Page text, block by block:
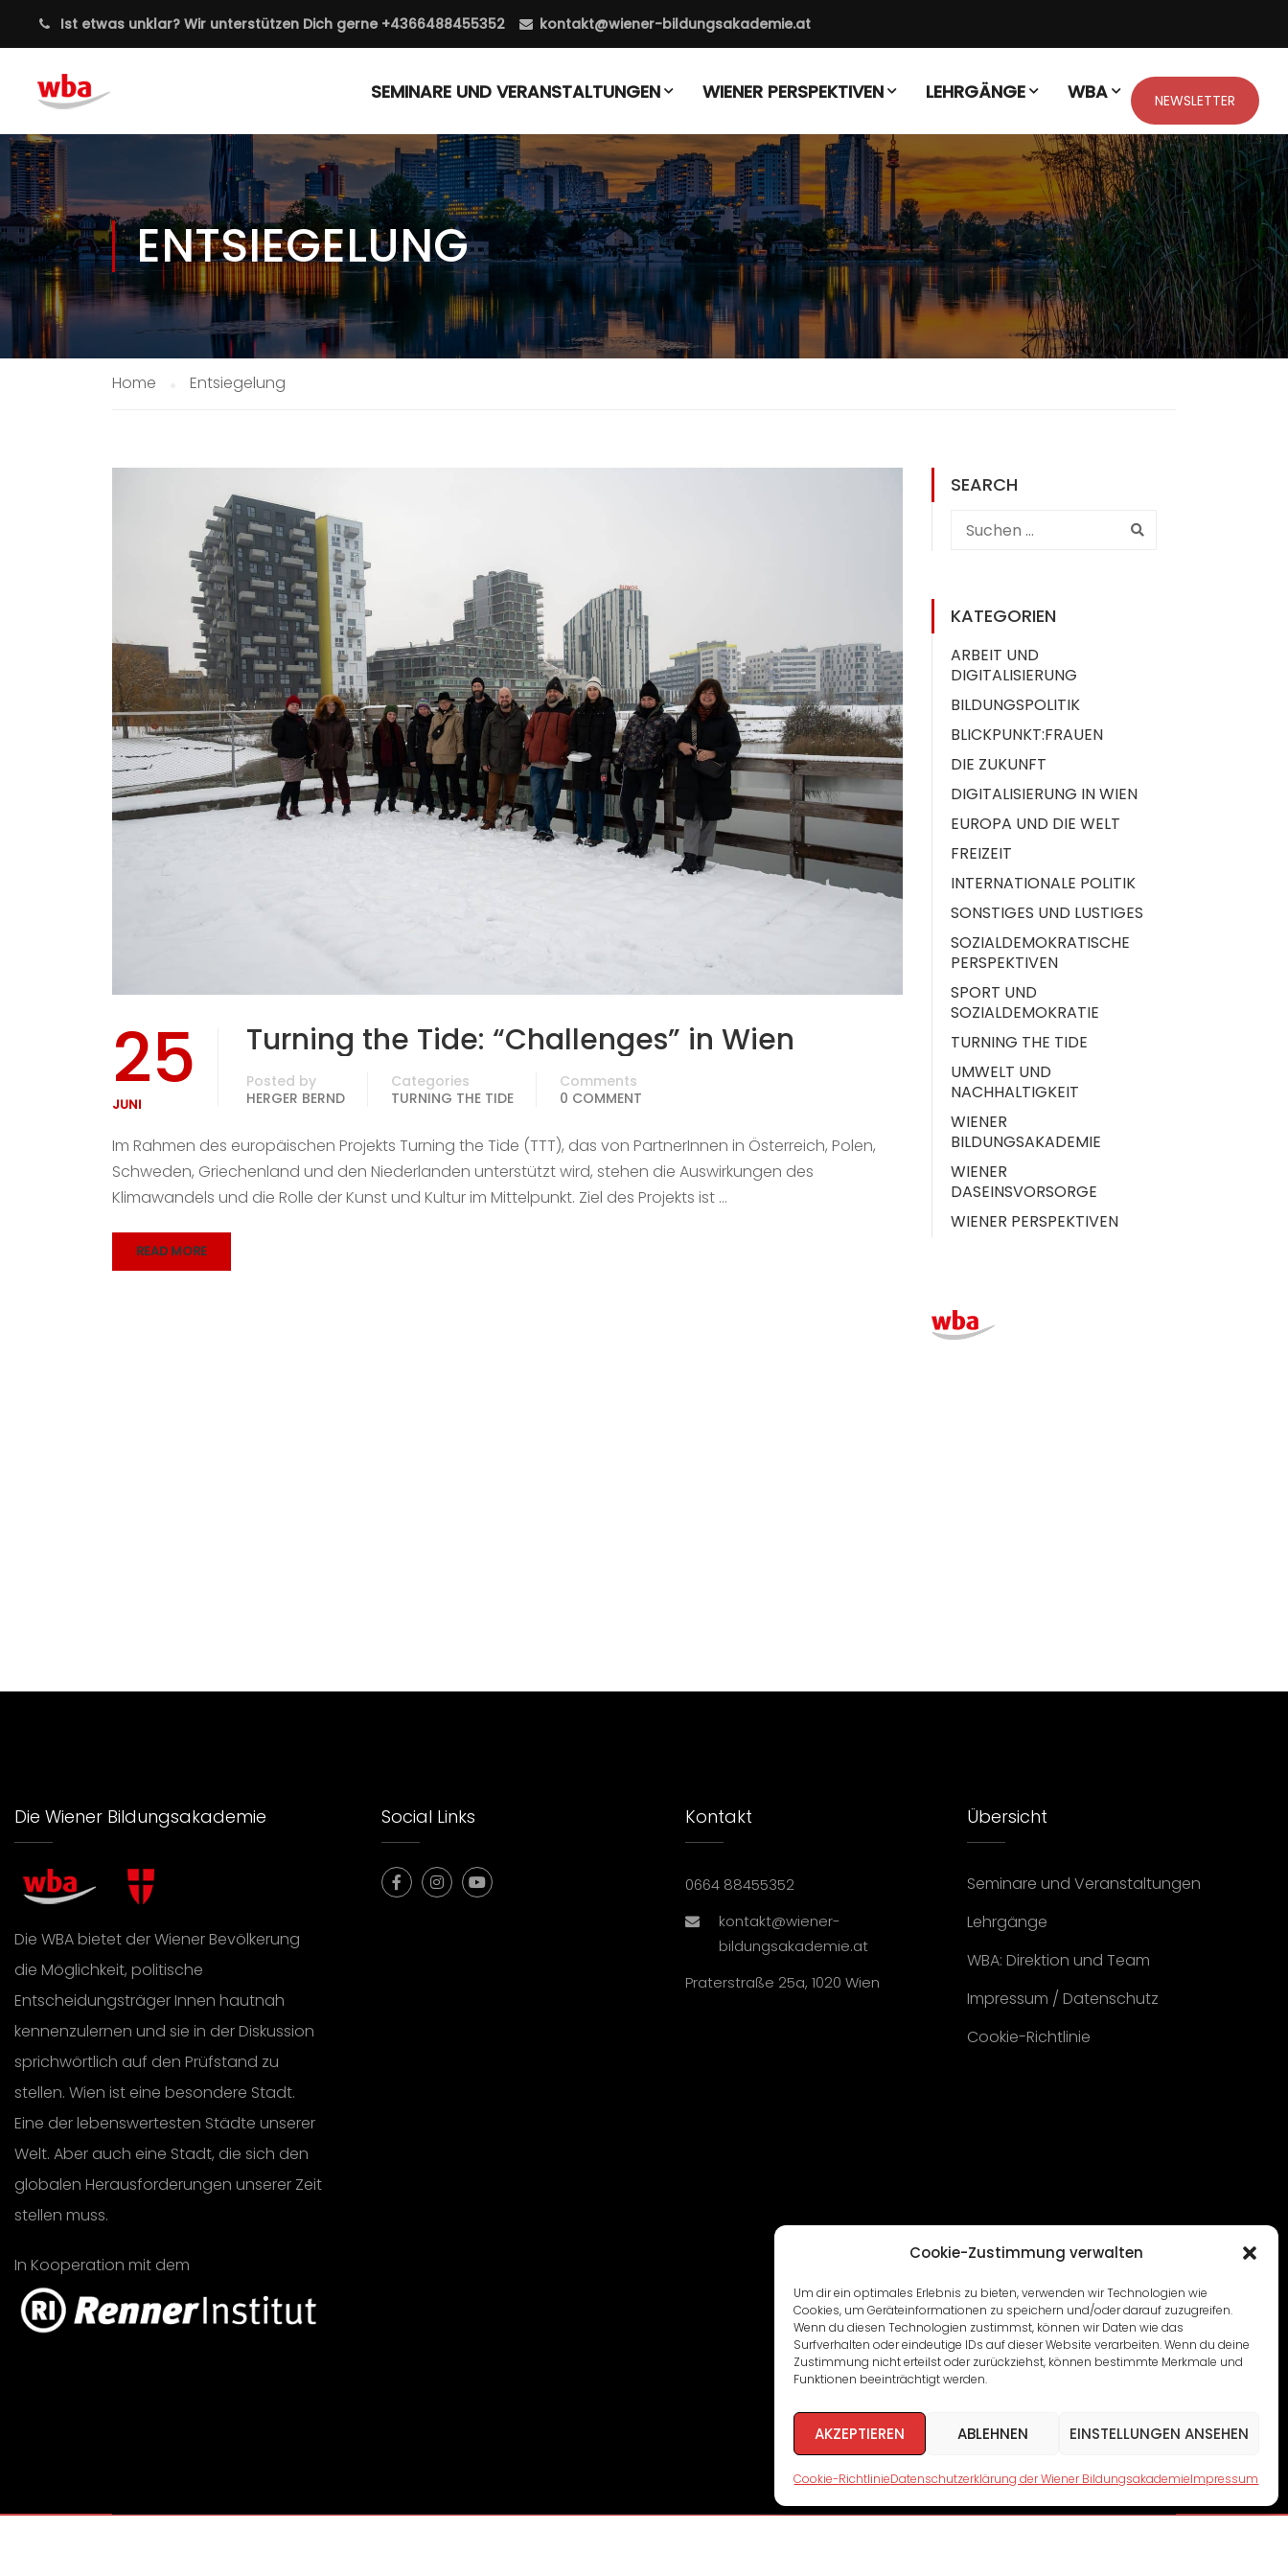
Cookie-Zustimmung verwalten
Um dir ein optimales Erlebnis zu bieten, verwenden wir Technologien wie
Cookies, um Geräteinformationen zu speichern und/oder darauf zuzugreifen.
Wenn du diesen Technologien zustimmst, können wir Daten wie das
Surfverhalten oder eindeutige IDs auf dieser Website verarbeiten. Wenn du deine
Zustimmung nicht erteilst oder zurückziehst, können bestimmte Merkmale und
Funktionen beeinträchtigt werden.
AKZEPTIEREN ABLEHNEN EINSTELLUNGEN ANSEHEN
Cookie-RichtlinieDatenschutzerklärung der Wiener BildungsakademieImpressum
Ist etwas unklar? Wir unterstützen Dich gerne+4366488455352 kontakt@wiener-bildungsakademie.at
SEMINARE UND VERANSTALTUNGEN WIENER PERSPEKTIVEN LEHRGÄNGE WBA NEWSLETTER
ENTSIEGELUNG
Home Entsiegelung
25
JUNI
Turning the Tide: “Challenges” in Wien
Posted by
HERGER BERND
Categories
TURNING THE TIDE
Comments
0 COMMENT
Im Rahmen des europäischen Projekts Turning the Tide (TTT), das von PartnerInnen in Österreich, Polen,
Schweden, Griechenland und den Niederlanden unterstützt wird, stehen die Auswirkungen des
Klimawandels und die Rolle der Kunst und Kultur im Mittelpunkt. Ziel des Projekts ist …
READ MORE
SEARCH
KATEGORIEN
ARBEIT UND
DIGITALISIERUNG
BILDUNGSPOLITIK
BLICKPUNKT:FRAUEN
DIE ZUKUNFT
DIGITALISIERUNG IN WIEN
EUROPA UND DIE WELT
FREIZEIT
INTERNATIONALE POLITIK
SONSTIGES UND LUSTIGES
SOZIALDEMOKRATISCHE
PERSPEKTIVEN
SPORT UND
SOZIALDEMOKRATIE
TURNING THE TIDE
UMWELT UND
NACHHALTIGKEIT
WIENER
BILDUNGSAKADEMIE
WIENER
DASEINSVORSORGE
WIENER PERSPEKTIVEN
Die Wiener Bildungsakademie
Die WBA bietet der Wiener Bevölkerung
die Möglichkeit, politische
Entscheidungsträger Innen hautnah
kennenzulernen und sie in der Diskussion
sprichwörtlich auf den Prüfstand zu
stellen. Wien ist eine besondere Stadt.
Eine der lebenswertesten Städte unserer
Welt. Aber auch eine Stadt, die sich den
globalen Herausforderungen unserer Zeit
stellen muss.
In Kooperation mit dem
Social Links Kontakt
0664 88455352
kontakt@wiener-
bildungsakademie.at
Praterstraße 25a, 1020 Wien
Übersicht
Seminare und Veranstaltungen
Lehrgänge
WBA: Direktion und Team
Impressum / Datenschutz
Cookie-Richtlinie